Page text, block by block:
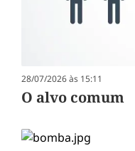
28/07/2026 às 15:11
O alvo comum